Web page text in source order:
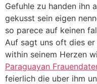
Gefuhle zu handen ihn
gekusst sein eigen
so parece auf keinen
Auf sagt uns oft dies
within seinem Herzen
Paraguayan
feierlich die uber ihm